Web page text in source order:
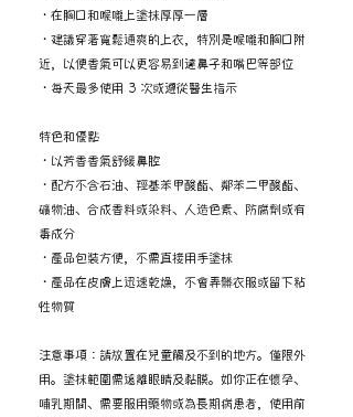
・在胸口和喉嚨上塗抹厚厚一層
・建議穿著寬鬆通爽的上衣，特別是喉嚨和胸口附
近，以便香氣可以更容易到達鼻子和嘴巴等部位
・每天最多使用 3 次或遵從醫生指示
特色和優點
・以芳香香氣舒緩鼻腔
・配方不含石油、羥基苯甲酸酯、鄰苯二甲酸酯、
礦物油、合成香料或染料、人造色素、防腐劑或有
毒成分
・產品包裝方便，不需直接用手塗抹
・產品在皮膚上迅速乾燥，不會弄髒衣服或留下粘
性物質
注意事項：請放置在兒童觸及不到的地方。僅限外
用。塗抹範圍需遠離眼睛及黏膜。如你正在懷孕、
哺乳期間、需要服用藥物或為長期病患者，使用前